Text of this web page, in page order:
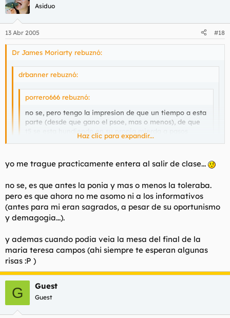
lOs CSI prefiero bajarmelos de Internet que chupar dos horas
de anuncios o capítulos repetidos.. Joder, que extraño morbo
me provoca la Catherine
Asiduo
13 Abr 2005 #18
Dr James Moriarty rebuznó:
drbanner rebuznó:
porrero666 rebuznó:
no se, pero tengo la impresion de que un tiempo a esta
parte (desde que gano el psoe, mas o menos), de que
Haz clic para expandir...
hablas como si alguna vez Tele 5 fuera una cadena buena.
borreguil para gente poco exigente culturalmente. En fin...
exacto...alguna vez tuvo algo de calidad Teta 5?
Menos las 4 series famosas que echan (En su dia Twin Peaks,
CSI y pocas mas) los programas de produccion propia (o
comprados a productoras como Globomedia y similares) son
Haz clic para expandir...
yo me trague practicamente entera al salir de clase...
no se, es que antes la ponia y mas o menos la toleraba.
pero es que ahora no me asomo ni a los informativos
(antes para mi eran sagrados, a pesar de su oportunismo
y demagogia...).
y ademas cuando podia veia la mesa del final de la
maria teresa campos (ahi siempre te esperan algunas
risas :P )
G Guest
Guest